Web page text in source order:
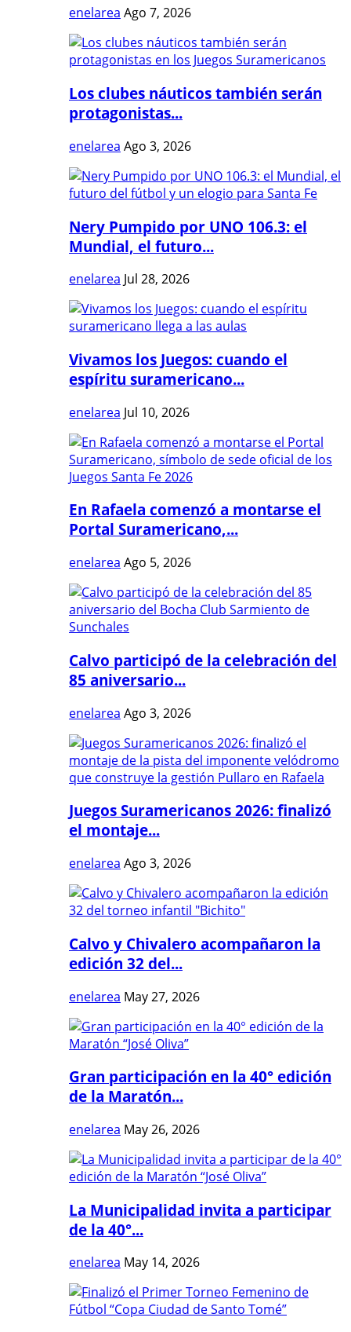
enelarea Ago 7, 2026
Los clubes náuticos también serán
protagonistas...
enelarea Ago 3, 2026
Nery Pumpido por UNO 106.3: el
Mundial, el futuro...
enelarea Jul 28, 2026
Vivamos los Juegos: cuando el
espíritu suramericano...
enelarea Jul 10, 2026
En Rafaela comenzó a montarse el
Portal Suramericano,...
enelarea Ago 5, 2026
Calvo participó de la celebración del
85 aniversario...
enelarea Ago 3, 2026
Juegos Suramericanos 2026: finalizó
el montaje...
enelarea Ago 3, 2026
Calvo y Chivalero acompañaron la
edición 32 del...
enelarea May 27, 2026
Gran participación en la 40° edición
de la Maratón...
enelarea May 26, 2026
La Municipalidad invita a participar
de la 40°...
enelarea May 14, 2026